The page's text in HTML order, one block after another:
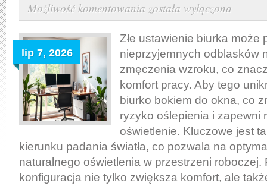
Możliwość komentowania Jak
ergonomicznie
ustawić
biurko
względem
by
uniknąć
odblasków
i
zmęczenia
wzroku
została wyłączona
lip 7, 2026
Złe ustawienie biurka może
nieprzyjemnych odblasków
zmęczenia wzroku, co
komfort pracy. Aby tego
biurko bokiem do okna, co
ryzyko oślepienia i zapewni
oświetlenie. Kluczowe jest
kierunku padania światła, co pozwala na
naturalnego oświetlenia w przestrzeni roboczej.
konfiguracja nie tylko zwiększa komfort, ale